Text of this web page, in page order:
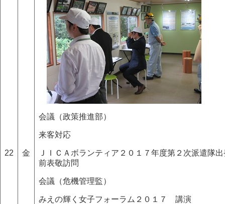
22 金
会議（政策推進部）
来客対応
ＪＩＣＡボランティア２０１７年度第２次派遣隊
前表敬訪問
会議（危機管理監）
みえの輝く女子フォーラム２０１７ 講演